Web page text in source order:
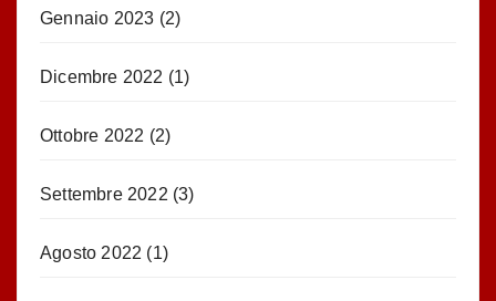
Gennaio 2023 (2)
Dicembre 2022 (1)
Ottobre 2022 (2)
Settembre 2022 (3)
Agosto 2022 (1)